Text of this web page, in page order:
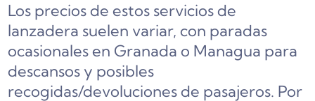
Los precios de estos servicios de
lanzadera suelen variar, con paradas
ocasionales en Granada o Managua para
descansos y posibles
recogidas/devoluciones de pasajeros. Por